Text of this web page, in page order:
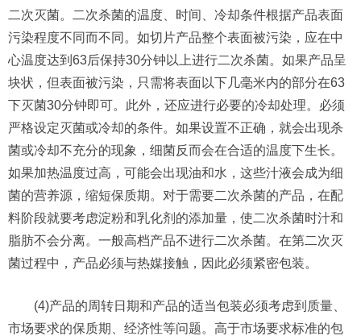
二次灭菌。二次杀菌的温度、时间、冷却条件根据产品表面
污染程度不同而不同。如切片产品整个表面被污染，应在中
心温度达到63后保持30分钟以上进行二次杀菌。如果产品呈
块状，但表面被污染，只需将表面以下几毫米内的部分在63
下灭菌30分钟即可。此外，还应进行必要的冷却处理。必须
严格设定灭菌或冷却的条件。如果设置不正确，就会出现杀
菌或冷却不充分的现象，细菌反而会在合适的温度下生长。
如果加热温度过高，可能会出现油和水，这些汁液会成为细
菌的营养源，缩短保质期。对于需要二次杀菌的产品，在配
料阶段就要考虑淀粉和乳化剂的添加量，使二次杀菌时汁和
脂肪不会分离。一般高档产品不进行二次杀菌。在第二次灭
菌过程中，产品必须与热媒接触，因此必须紧密包装。
(4)产品的周转日期和产品的适当包装必须考虑到质量、
市场要求的保质期、经济性等问题。高于市场要求标准的包